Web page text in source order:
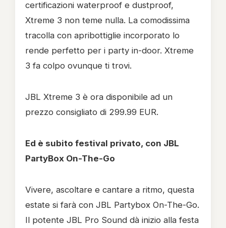
certificazioni waterproof e dustproof,
Xtreme 3 non teme nulla. La comodissima
tracolla con apribottiglie incorporato lo
rende perfetto per i party in-door. Xtreme
3 fa colpo ovunque ti trovi.
JBL Xtreme 3 è ora disponibile ad un
prezzo consigliato di 299.99 EUR.
Ed è subito festival privato, con JBL
PartyBox On-The-Go
Vivere, ascoltare e cantare a ritmo, questa
estate si farà con JBL Partybox On-The-Go.
Il potente JBL Pro Sound dà inizio alla festa